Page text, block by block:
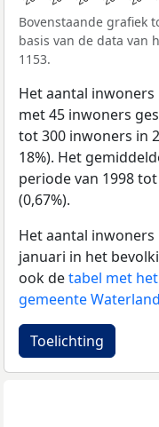
Bovenstaande grafiek
basis van de data van
1153.
Het aantal
met 45 inwoners
tot 300 inwoners in
18%). Het
periode van 1998
(0,67%).
Het aantal inwoners
januari in het
ook detabel met
gemeente Waterland
Toelichting